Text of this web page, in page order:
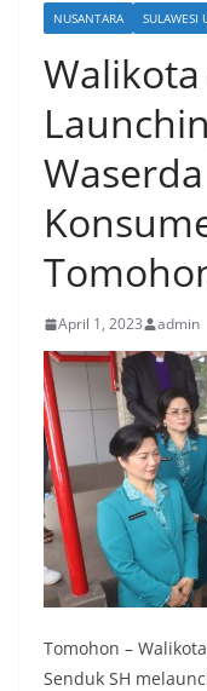
NUSANTARA SULAWESI
April 1, 2023 admin
Tomohon –
Senduk SH